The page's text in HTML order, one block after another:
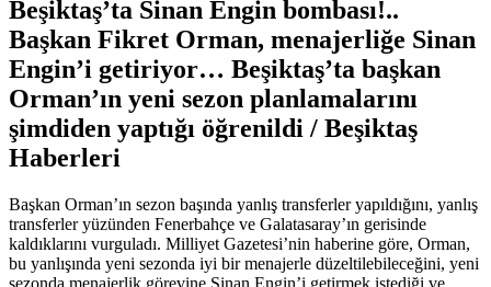
Beşiktaş’ta Sinan Engin bombası!..
Başkan Fikret Orman, menajerliğe Sinan
Engin’i getiriyor… Beşiktaş’ta başkan
Orman’ın yeni sezon planlamalarını
şimdiden yaptığı öğrenildi / Beşiktaş
Haberleri
Başkan Orman’ın sezon başında yanlış transferler yapıldığını, yanlış
transferler yüzünden Fenerbahçe ve Galatasaray’ın gerisinde
kaldıklarını vurguladı. Milliyet Gazetesi’nin haberine göre, Orman,
bu yanlışında yeni sezonda iyi bir menajerle düzeltilebileceğini, yeni
sezonda menajerlik görevine Sinan Engin’i getirmek istediği ve